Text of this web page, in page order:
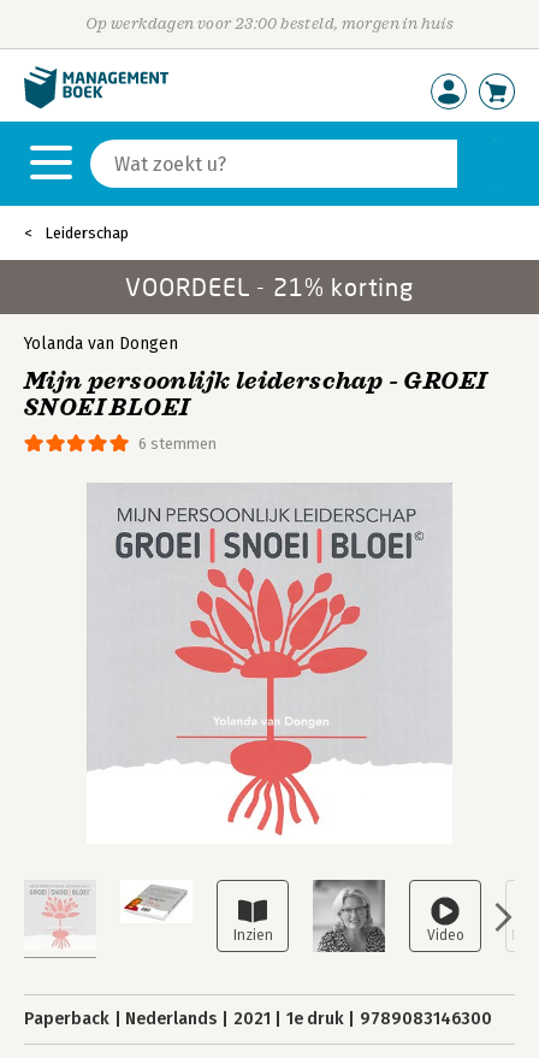
Op werkdagen voor 23:00 besteld, morgen in huis
Leiderschap
VOORDEEL - 21% korting
6 stemmen
Yolanda van Dongen
Mijn persoonlijk leiderschap - GROEI
SNOEI BLOEI
Paperback Nederlands 2021 1e druk 9789083146300